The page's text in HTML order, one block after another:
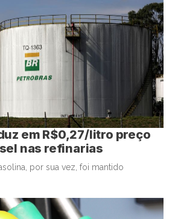
em R$0,27/litro preço
nas refinarias
por sua vez, foi mantido